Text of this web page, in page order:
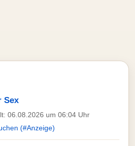
Sex
06.08.2026 um 06:04 Uhr
(#Anzeige)